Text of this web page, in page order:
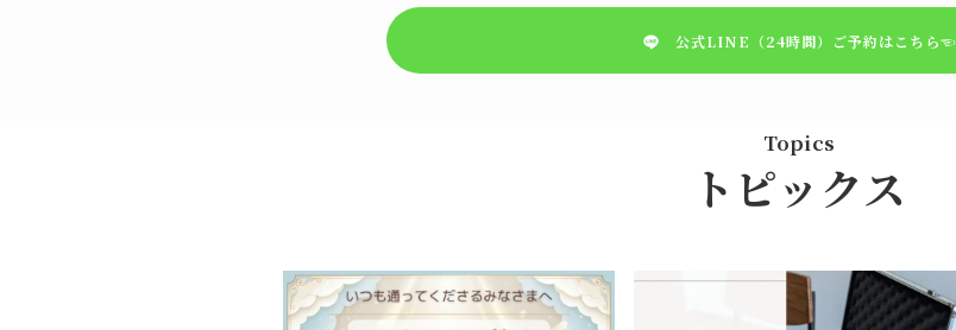
公式LINE（24時間） ご予約はこちら☜
Topics
トピックス